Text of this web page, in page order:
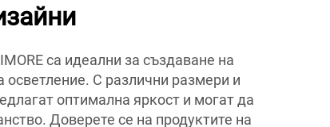
са идеални за създаване на
С различни размери и
оптимална яркост и могат да
Доверете се на продуктите на